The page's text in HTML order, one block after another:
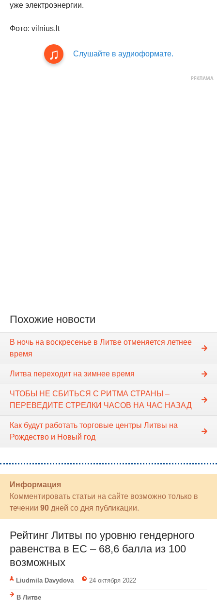
уже электроэнергии.
Фото: vilnius.lt
Слушайте в аудиоформате.
Похожие новости
В ночь на воскресенье в Литве отменяется летнее
время
Литва переходит на зимнее время
ЧТОБЫ НЕ СБИТЬСЯ С РИТМА СТРАНЫ –
ПЕРЕВЕДИТЕ СТРЕЛКИ ЧАСОВ НА ЧАС НАЗАД
Как будут работать торговые центры Литвы на
Рождество и Новый год
Информация
Комментировать статьи на сайте возможно только в
течении 90 дней со дня публикации.
Рейтинг Литвы по уровню гендерного
равенства в ЕС – 68,6 балла из 100
возможных
Liudmila Davydova 24 октября 2022
В Литве